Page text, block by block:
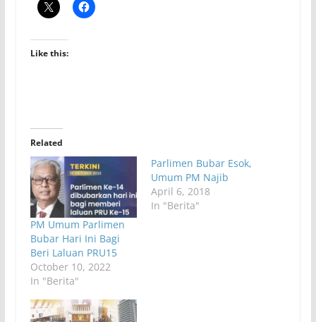
Like this:
Related
PM Umum Parlimen
Bubar Hari Ini Bagi
Beri Laluan PRU15
October 10, 2022
In "Berita"
Parlimen Bubar Esok,
Umum PM Najib
April 6, 2018
In "Berita"